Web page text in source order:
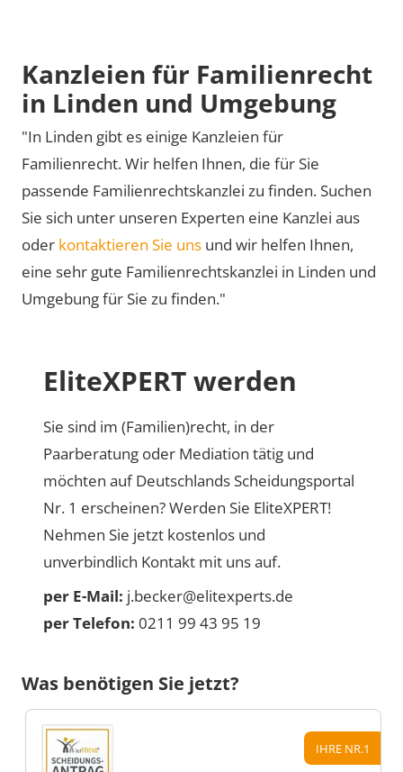
Kanzleien für Familienrecht
in Linden und Umgebung
"In Linden gibt es einige Kanzleien für
Familienrecht. Wir helfen Ihnen, die für Sie
passende Familienrechtskanzlei zu finden. Suchen
Sie sich unter unseren Experten eine Kanzlei aus
oder kontaktieren Sie uns und wir helfen Ihnen,
eine sehr gute Familienrechtskanzlei in Linden und
Umgebung für Sie zu finden."
EliteXPERT werden
Sie sind im (Familien)recht, in der
Paarberatung oder Mediation tätig und
möchten auf Deutschlands Scheidungsportal
Nr. 1 erscheinen? Werden Sie EliteXPERT!
Nehmen Sie jetzt kostenlos und
unverbindlich Kontakt mit uns auf.
per E-Mail: j.becker@elitexperts.de
per Telefon: 0211 99 43 95 19
Was benötigen Sie jetzt?
IHRE NR.1